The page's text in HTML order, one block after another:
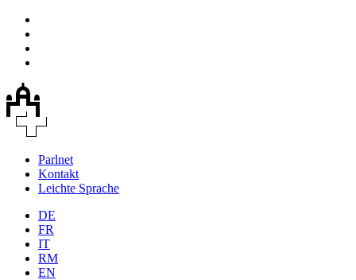
Parlnet
Kontakt
Leichte Sprache
DE
FR
IT
RM
EN